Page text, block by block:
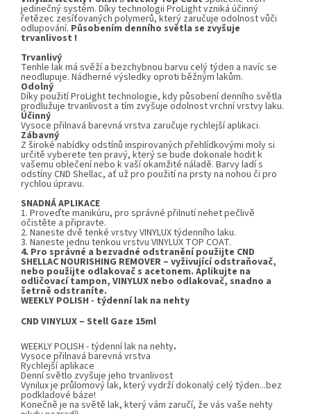
jedinečný systém. Díky technologii ProLight vzniká účinný
řetězec zesíťovaných polymerů, který zaručuje odolnost vůči
odlupování. Působením denního světla se zvyšuje
trvanlivost !
Trvanlivý
Tenhle lak má svěží a bezchybnou barvu celý týden a navíc se
neodlupuje. Nádherné výsledky oproti běžným lakům.
Odolný
Díky použití ProLight technologie, kdy působení denního světla
prodlužuje trvanlivost a tím zvyšuje odolnost vrchní vrstvy laku.
Účinný
Vysoce přilnavá barevná vrstva zaručuje rychlejší aplikaci.
Zábavný
Z široké nabídky odstínů inspirovaných přehlídkovými moly si
určitě vyberete ten pravý, který se bude dokonale hodit k
vašemu oblečení nebo k vaší okamžité náladě. Barvy ladí s
odstíny CND Shellac, ať už pro použití na prsty na nohou či pro
rychlou úpravu.
SNADNÁ APLIKACE
1. Proveďte manikúru, pro správné přilnutí nehet pečlivě
očistěte a připravte.
2. Naneste dvě tenké vrstvy VINYLUX týdenního laku.
3. Naneste jednu tenkou vrstvu VINYLUX TOP COAT.
4. Pro správné a bezvadné odstranění použijte CND
SHELLAC NOURISHING REMOVER – vyživující odstraňovač,
nebo použijte odlakovač s acetonem. Aplikujte na
odličovací tampon, VINYLUX nebo odlakovač, snadno a
šetrně odstraníte.
WEEKLY POLISH - týdenní lak na nehty
CND VINYLUX – Stell Gaze 15ml
WEEKLY POLISH - týdenní lak na nehty.
Vysoce přilnavá barevná vrstva
Rychlejší aplikace
Denní světlo zvyšuje jeho trvanlivost
Vyniluxje průlomový lak, který vydrží dokonalý celý týden...bez
podkladové báze!
Konečně je na světě lak, který vám zaručí, že vás vaše nehty